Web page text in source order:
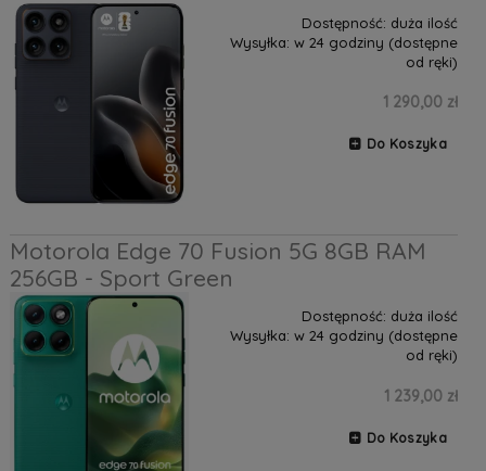
Dostępność: duża ilość
Wysyłka: w 24 godziny (dostępne
od ręki)
1 290,00 zł
Do Koszyka
Motorola Edge 70 Fusion 5G 8GB RAM
256GB - Sport Green
Dostępność: duża ilość
Wysyłka: w 24 godziny (dostępne
od ręki)
1 239,00 zł
Do Koszyka